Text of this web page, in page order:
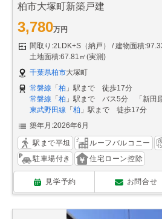
柏市大塚町新築戸建
3,780万円
間取り:2LDK+S（納戸）
建物面積
土地面積:67.81㎡(実測)
千葉県柏市大塚町
常磐線 「柏 」駅まで 徒歩17分
常磐線 「柏 」駅まで バス5分 「新田
東武野田線 「柏 」駅まで 徒歩17分
築年月:2026年6月
駅まで平坦 ルーフバルコニー
駐車場付き
住宅ローン控除
見学予約 お問合せ